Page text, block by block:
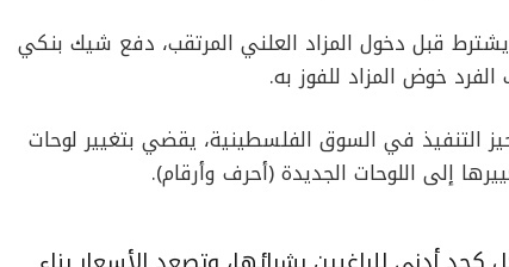
قبل دخول المزاد العلني المرتقب، دفع شيك بنكي
دخل قرار جديد حيز التنفيذ في السوق الفلسطينية، يقضي بتغيير لوحات
إلى اللوحات الجديدة (أحرف وأرقام).